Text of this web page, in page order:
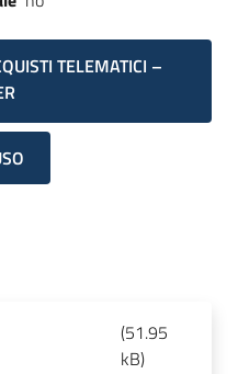
TELEMATICI –
(51.95
kB)